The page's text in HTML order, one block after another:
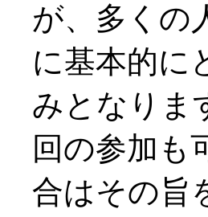
が、多くの
に基本的に
みとなりま
回の参加も
合はその旨